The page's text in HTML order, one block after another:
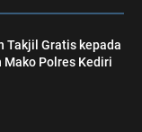
Takjil Gratis kepada
Mako Polres Kediri